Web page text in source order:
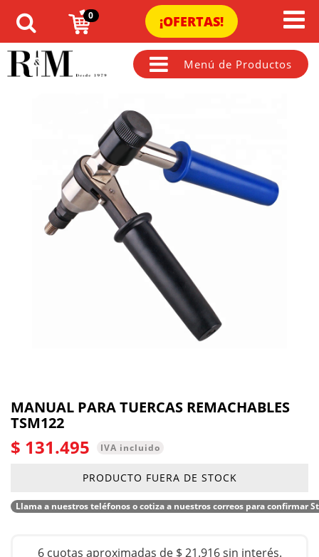
0 ¡OFERTAS!
Menú de Productos
MANUAL PARA TUERCAS REMACHABLES
TSM122
$ 131.495 IVA incluido
PRODUCTO FUERA DE STOCK
Llama a nuestros teléfonos o cotiza a nuestros correos para confirmar
6 cuotas aproximadas de $ 21.916 sin interés.